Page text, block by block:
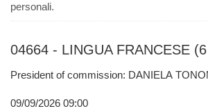
personali.
04664 - LINGUA FRANCESE
President of commission: DANIELA
09/09/2026 09:00